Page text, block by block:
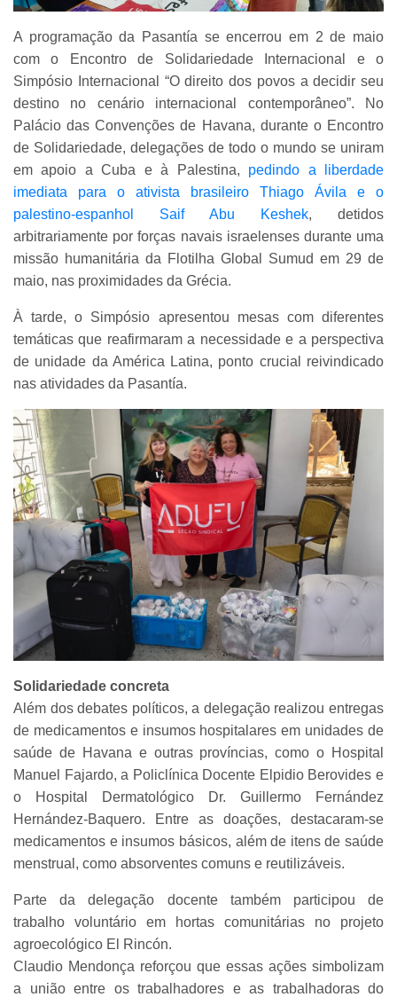
A programação da Pasantía se encerrou em 2 de maio
com o Encontro de Solidariedade Internacional e o
Simpósio Internacional “O direito dos povos a decidir seu
destino no cenário internacional contemporâneo”. No
Palácio das Convenções de Havana, durante o Encontro
de Solidariedade, delegações de todo o mundo se uniram
em apoio a Cuba e à Palestina, pedindo a liberdade
imediata para o ativista brasileiro Thiago Ávila e o
palestino-espanhol Saif Abu Keshek, detidos
arbitrariamente por forças navais israelenses durante uma
missão humanitária da Flotilha Global Sumud em 29 de
maio, nas proximidades da Grécia.
À tarde, o Simpósio apresentou mesas com diferentes
temáticas que reafirmaram a necessidade e a perspectiva
de unidade da América Latina, ponto crucial reivindicado
nas atividades da Pasantía.
Solidariedade concreta
Além dos debates políticos, a delegação realizou entregas
de medicamentos e insumos hospitalares em unidades de
saúde de Havana e outras províncias, como o Hospital
Manuel Fajardo, a Policlínica Docente Elpidio Berovides e
o Hospital Dermatológico Dr. Guillermo Fernández
Hernández-Baquero. Entre as doações, destacaram-se
medicamentos e insumos básicos, além de itens de saúde
menstrual, como absorventes comuns e reutilizáveis.
Parte da delegação docente também participou de
trabalho voluntário em hortas comunitárias no projeto
agroecológico El Rincón.
Claudio Mendonça reforçou que essas ações simbolizam
a união entre os trabalhadores e as trabalhadoras do